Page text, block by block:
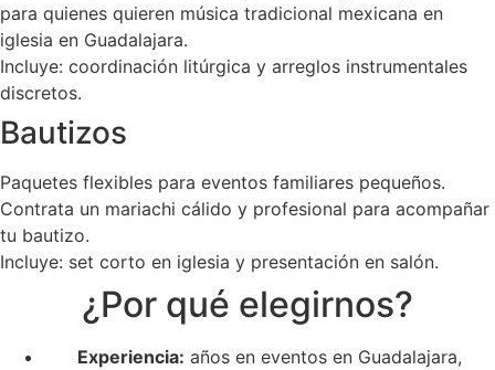
para quienes quieren música tradicional mexicana en
iglesia en Guadalajara.
Incluye: coordinación litúrgica y arreglos instrumentales
discretos.
Bautizos
Paquetes flexibles para eventos familiares pequeños.
Contrata un mariachi cálido y profesional para acompañar
tu bautizo.
Incluye: set corto en iglesia y presentación en salón.
¿Por qué elegirnos?
Experiencia: años en eventos en Guadalajara,